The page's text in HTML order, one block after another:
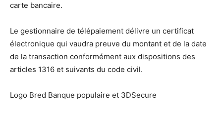
carte bancaire.
Le gestionnaire de télépaiement délivre un certificat
électronique qui vaudra preuve du montant et de la date
de la transaction conformément aux dispositions des
articles 1316 et suivants du code civil.
Logo Bred Banque populaire et 3DSecure